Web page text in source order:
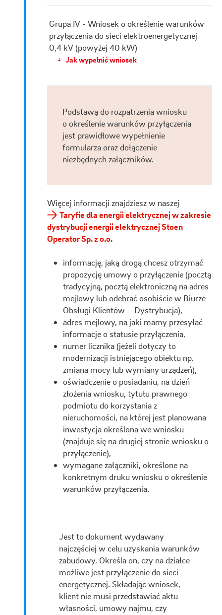
Grupa IV - Wniosek o określenie warunków
przyłączenia do sieci elektroenergetycznej
0,4 kV (powyżej 40 kW)
↓ Jak wypełnić wniosek
Podstawą do rozpatrzenia wniosku
o określenie warunków przyłączenia
jest prawidłowe wypełnienie
formularza oraz dołączenie
niezbędnych załączników.
Więcej informacji znajdziesz w naszej
Taryfie dla energii elektrycznej w zakresie
dystrybucji energii elektrycznej Stoen
Operator Sp. z o.o.
informację, jaką drogą chcesz otrzymać
propozycję umowy o przyłączenie (pocztą
tradycyjną, pocztą elektroniczną na adres
mejlowy lub odebrać osobiście w Biurze
Obsługi Klientów – Dystrybucja),
adres mejlowy, na jaki mamy przesyłać
informacje o statusie przyłączenia,
numer licznika (jeżeli dotyczy to
modernizacji istniejącego obiektu np.
zmiana mocy lub wymiany urządzeń),
oświadczenie o posiadaniu, na dzień
złożenia wniosku, tytułu prawnego
podmiotu do korzystania z
nieruchomości, na której jest planowana
inwestycja określona we wniosku
(znajduje się na drugiej stronie wniosku o
przyłączenie),
wymagane załączniki, określone na
konkretnym druku wniosku o określenie
warunków przyłączenia.
Jest to dokument wydawany
najczęściej w celu uzyskania warunków
zabudowy. Określa on, czy na działce
możliwe jest przyłączenie do sieci
energetycznej. Składając wniosek,
klient nie musi przedstawiać aktu
własności, umowy najmu, czy